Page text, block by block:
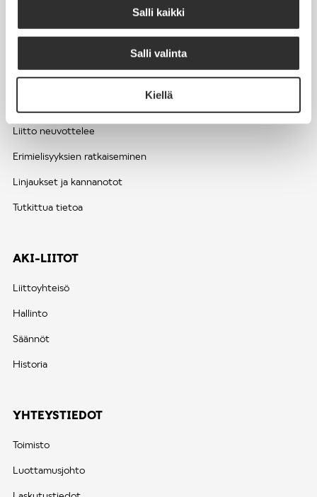
Salli kaikki
Salli valinta
Kiellä
Kesätyöntekijän työehdot ja palkkaus seurakuntien hengellisessä
EDUNVALVONTA
Liitto neuvottelee
Erimielisyyksien ratkaiseminen
Linjaukset ja kannanotot
Tutkittua tietoa
AKI-LIITOT
Liittoyhteisö
Hallinto
Säännöt
Historia
YHTEYSTIEDOT
Toimisto
Luottamusjohto